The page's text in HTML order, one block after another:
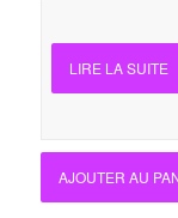
LIRE LA SUITE
AJOUTER AU